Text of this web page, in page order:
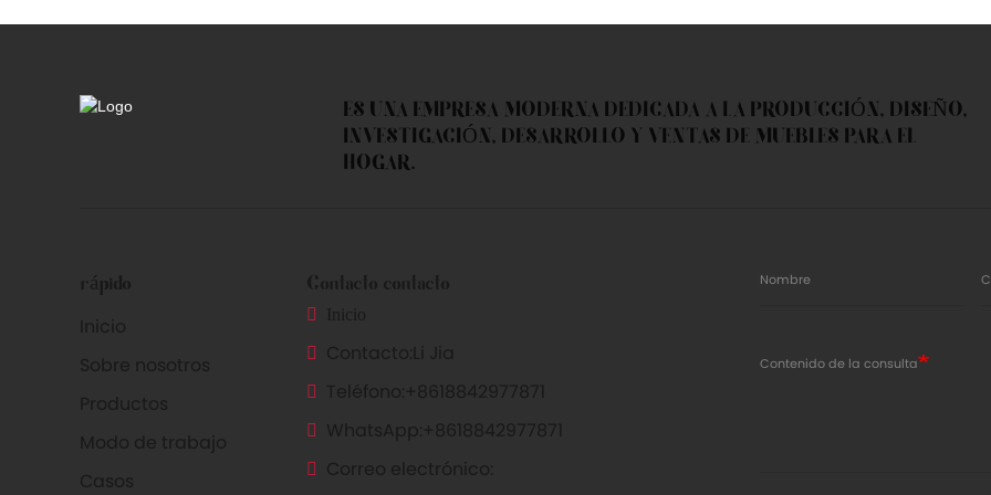
Contactar ahora Contactar ahora
ES UNA EMPRESA MODERNA DEDICADA A LA PRODUCCIÓN, DISEÑO,
INVESTIGACIÓN, DESARROLLO Y VENTAS DE MUEBLES PARA EL
HOGAR.
rápido
Inicio
Sobre nosotros
Productos
Modo de trabajo
Casos
Contacto contacto
Contacto:
Li Jia
Teléfono:
+8618842977871
WhatsApp:
+8618842977871
Correo electrónico:
Nombre
Contenido de la consulta